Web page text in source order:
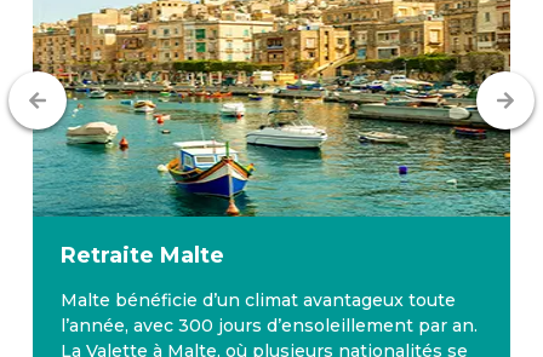
Retraite Malte
Malte bénéficie d’un climat avantageux toute
l’année, avec 300 jours d’ensoleillement par an.
La Valette à Malte, où plusieurs nationalités se